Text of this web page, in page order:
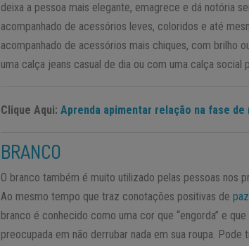
deixa a pessoa mais elegante, emagrece e dá notória
acompanhado de acessórios leves, coloridos e até
acompanhado de acessórios mais chiques, com brilho
uma calça jeans casual de dia ou com uma calça
Clique Aqui:Aprenda apimentar relação na fase de
BRANCO
O branco também é muito utilizado pelas pessoas nos
Ao mesmo tempo que traz conotações positivas depaz
branco é conhecido como uma cor que “engorda” e
preocupada em não derrubar nada em sua roupa.